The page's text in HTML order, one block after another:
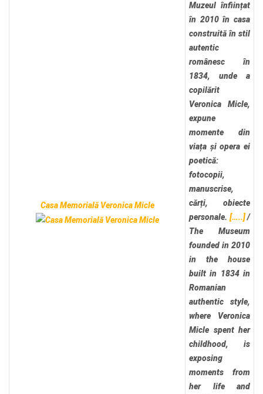
Casa Memorială Veronica Micle
Muzeul înființat
în 2010 în casa
construită în stil
autentic
românesc în
1834, unde a
copilărit
Veronica Micle,
expune
momente din
viața și opera ei
poetică:
fotocopii,
manuscrise,
cărți, obiecte
personale. […..]/
The Museum
founded in 2010
in the house
built in 1834 in
Romanian
authentic style,
where Veronica
Micle spent her
childhood, is
exposing
moments from
her life and